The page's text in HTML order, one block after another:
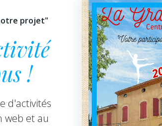
projet"
!
d'activités
web et au